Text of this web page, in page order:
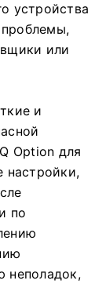
устройства
или
и
Option для
настройки,
по
неполадок,